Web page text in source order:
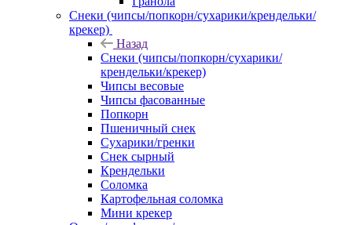
Снеки (чипсы/попкорн/сухарики/крендельки/
крекер)
Назад
Снеки (чипсы/попкорн/сухарики/
крендельки/крекер)
Чипсы весовые
Чипсы фасованные
Попкорн
Пшеничный снек
Сухарики/гренки
Снек сырный
Крендельки
Соломка
Картофельная соломка
Мини крекер